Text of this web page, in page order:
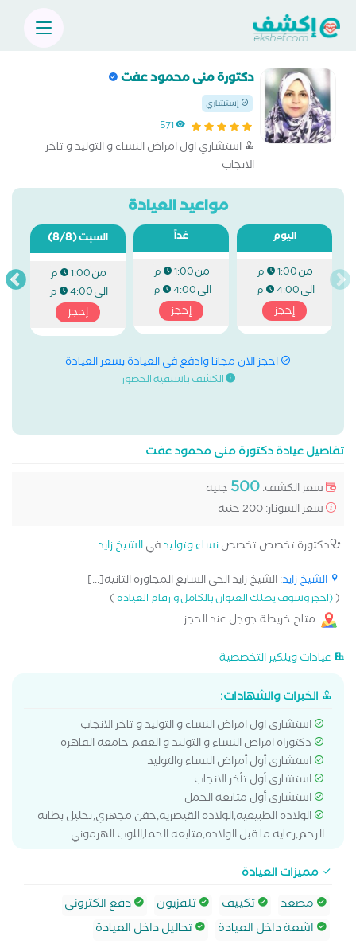
دكتورة منى محمود عفت
إستشاري
571
استشاري اول امراض النساء و التوليد و تاخر
الانجاب
مواعيد العيادة
اليوم
من1:00 م
الى4:00 م
إحجز
غداً
من1:00 م
الى4:00 م
إحجز
السبت(8/8)
من1:00 م
الى4:00 م
إحجز
احجز الان مجانا وادفع في العيادة بسعر العيادة
الكشف باسبقية الحضور
تفاصيل عيادة دكتورة منى محمود عفت
سعر الكشف:500 جنيه
سعر السونار: 200 جنيه
دكتورة تخصص تخصصنساء وتوليدفيالشيخ زايد
الشيخ زايد: الشيخ زايد الحي السابع المجاوره الثانيه[...]
((احجز وسوف يصلك العنوان بالكامل وارقام العيادة)
متاح خريطة جوجل عند الحجز
عيادات ويلكير التخصصية
الخبرات والشهادات:
استشاري اول امراض النساء و التوليد و تاخر الانجاب
دكتوراه امراض النساء و التوليد و العقم جامعه القاهره
استشارى أول أمراض النساء والتوليد
استشارى أول تأخر الانجاب
استشارى أول متابعة الحمل
الولاده الطبيعيه,الولاده القيصريه,حقن مجهري,تحليل بطانه
الرحم,رعايه ما قبل الولاده,متابعه الحما,اللوب الهرموني
مميزات العيادة
مصعد
تكييف تلفزيون
دفع الكتروني
اشعة داخل العيادة
تحاليل داخل العيادة